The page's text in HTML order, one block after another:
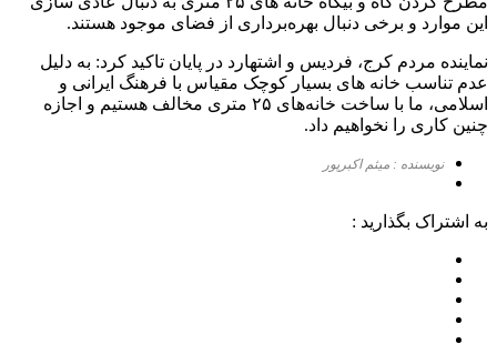
این موارد و برخی دنبال بهره‌برداری از فضای موجود هستند.
نماینده مردم کرج، فردیس و اشتهارد در پایان تاکید کرد: به دلیل
عدم تناسب خانه های بسیار کوچک مقیاس با فرهنگ ایرانی و
اسلامی، ما با ساخت خانه‌های ۲۵ متری مخالف هستیم و اجازه
چنین کاری را نخواهیم داد.
نویسنده : میثم اکبرپور
به اشتراک بگذارید :